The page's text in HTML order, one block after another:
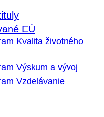
EÚ
Kvalita životného
Výskum a vývoj
Vzdelávanie